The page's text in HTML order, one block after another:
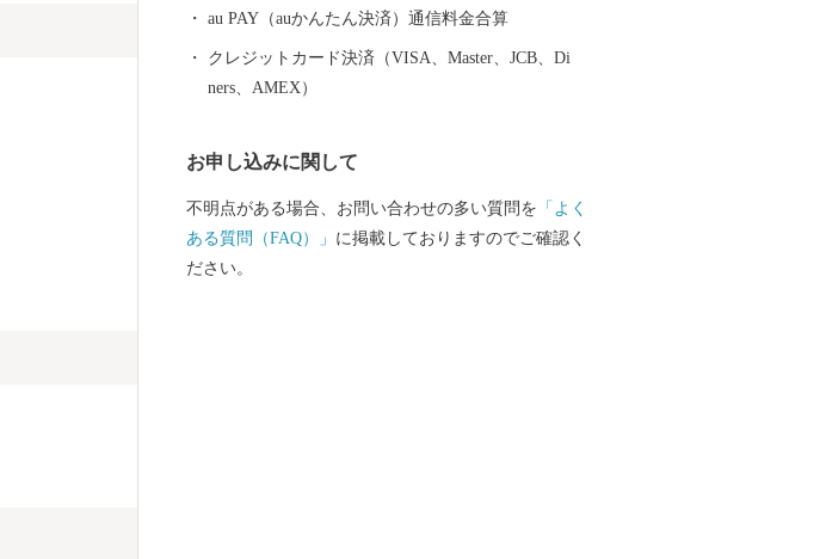
au PAY（auかんたん決済）通信料金合算
クレジットカード決済（VISA、Master、JCB、Di
ners、AMEX）
お申し込みに関して
不明点がある場合、お問い合わせの多い質問を 「よく
ある質問（FAQ）」 に掲載しておりますのでご確認く
ださい。